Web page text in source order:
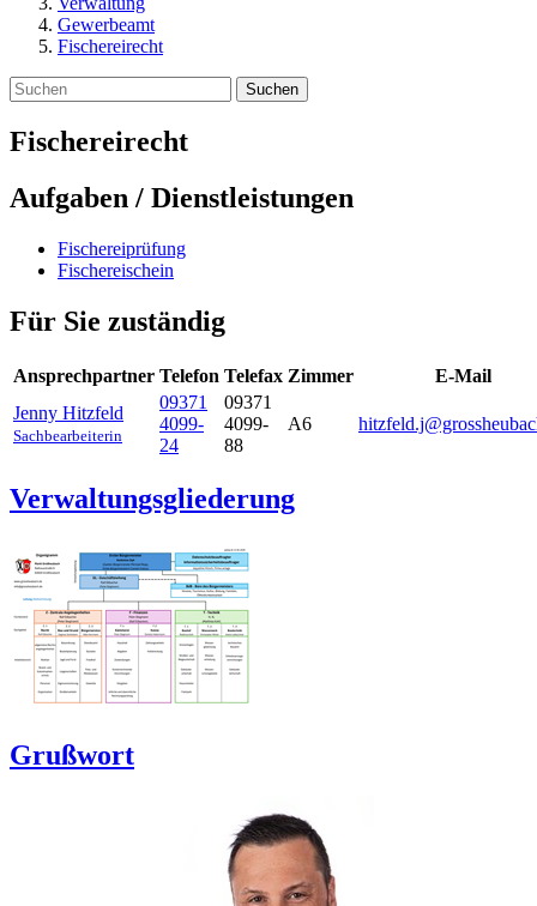
Gewerbeamt
Fischereirecht
Suchen
Fischereirecht
Aufgaben / Dienstleistungen
Fischereiprüfung
Fischereischein
Für Sie zuständig
Ansprechpartner Telefon Telefax Zimmer
E-Mail
Jenny Hitzfeld
Sachbearbeiterin
09371
4099-
24
09371
4099-
88
A6
Verwaltungsgliederung
Grußwort